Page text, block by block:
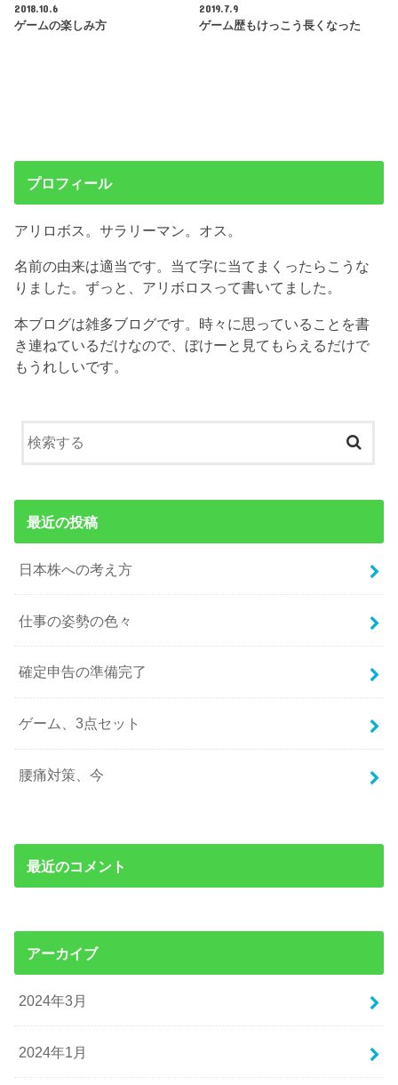
2018.10.6
ゲームの楽しみ方
2019.7.9
ゲーム歴もけっこう長くなった
プロフィール
アリロボス。サラリーマン。オス。
名前の由来は適当です。当て字に当てまくったらこうな
りました。ずっと、アリボロスって書いてました。
本ブログは雑多ブログです。時々に思っていることを書
き連ねているだけなので、ぼけーと見てもらえるだけで
もうれしいです。
最近の投稿
日本株への考え方
仕事の姿勢の色々
確定申告の準備完了
ゲーム、3点セット
腰痛対策、今
最近のコメント
アーカイブ
2024年3月
2024年1月